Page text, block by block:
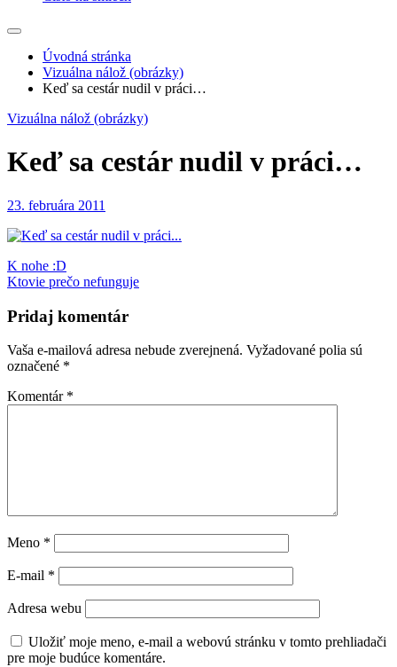
Úvodná stránka
Vizuálna nálož (obrázky)
Keď sa cestár nudil v práci…
Vizuálna nálož (obrázky)
Keď sa cestár nudil v práci…
23. februára 2011
Navigácia
v
článku
K nohe :D
Ktovie prečo nefunguje
Pridaj komentár
Vaša e-mailová adresa nebude zverejnená. Vyžadované polia sú
označené *
Komentár *
Meno *
E-mail *
Adresa webu
Uložiť moje meno, e-mail a webovú stránku v tomto prehliadači
pre moje budúce komentáre.